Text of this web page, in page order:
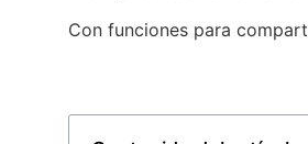
Con funciones para